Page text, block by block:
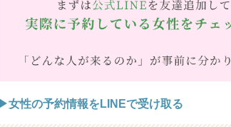
▶女性の予約情報をLINEで受け取る